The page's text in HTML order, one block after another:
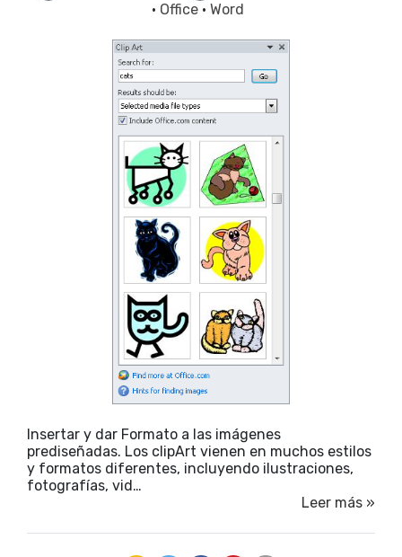
· Office · Word
Insertar y dar Formato a las imágenes
prediseñadas. Los clipArt vienen en muchos estilos
y formatos diferentes, incluyendo ilustraciones,
fotografías, vid…
Leer más »